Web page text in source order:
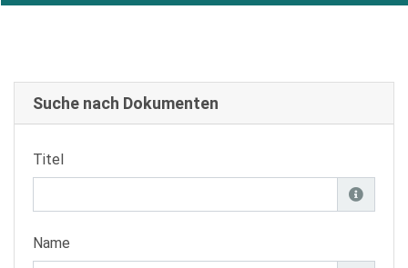
Suche nach Dokumenten
Titel
Name